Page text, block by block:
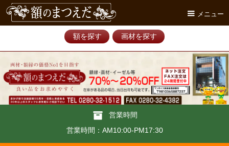
メニュー
額を探す 画材を探す
営業時間
営業時間：AM10:00-PM17:30